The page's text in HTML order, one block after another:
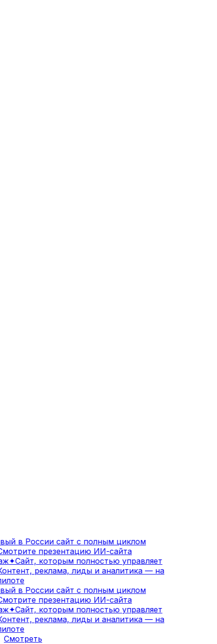
в России сайт с полным циклом
презентацию ИИ-сайта
✦Сайт, которым полностью управляет
реклама, лиды и аналитика — на
в России сайт с полным циклом
презентацию ИИ-сайта
✦Сайт, которым полностью управляет
реклама, лиды и аналитика — на
Смотреть